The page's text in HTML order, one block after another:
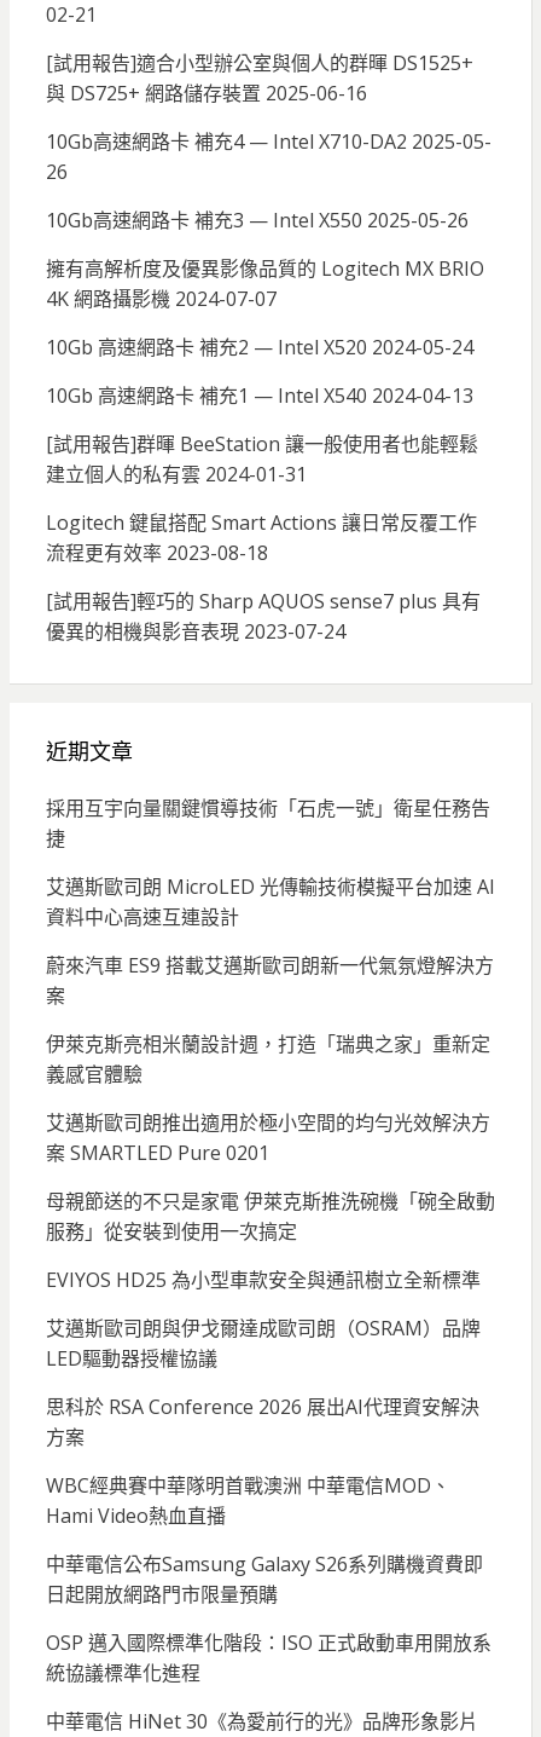
02-21
[試用報告]適合小型辦公室與個人的群暉 DS1525+
與 DS725+ 網路儲存裝置 2025-06-16
10Gb高速網路卡 補充4 — Intel X710-DA2 2025-05-
26
10Gb高速網路卡 補充3 — Intel X550 2025-05-26
擁有高解析度及優異影像品質的 Logitech MX BRIO
4K 網路攝影機 2024-07-07
10Gb 高速網路卡 補充2 — Intel X520 2024-05-24
10Gb 高速網路卡 補充1 — Intel X540 2024-04-13
[試用報告]群暉 BeeStation 讓一般使用者也能輕鬆
建立個人的私有雲 2024-01-31
Logitech 鍵鼠搭配 Smart Actions 讓日常反覆工作
流程更有效率 2023-08-18
[試用報告]輕巧的 Sharp AQUOS sense7 plus 具有
優異的相機與影音表現 2023-07-24
近期文章
採用互宇向量關鍵慣導技術「石虎一號」衛星任務告
捷
艾邁斯歐司朗 MicroLED 光傳輸技術模擬平台加速 AI
資料中心高速互連設計
蔚來汽車 ES9 搭載艾邁斯歐司朗新一代氣氛燈解決方
案
伊萊克斯亮相米蘭設計週，打造「瑞典之家」重新定
義感官體驗
艾邁斯歐司朗推出適用於極小空間的均勻光效解決方
案 SMARTLED Pure 0201
母親節送的不只是家電 伊萊克斯推洗碗機「碗全啟動
服務」從安裝到使用一次搞定
EVIYOS HD25 為小型車款安全與通訊樹立全新標準
艾邁斯歐司朗與伊戈爾達成歐司朗（OSRAM）品牌
LED驅動器授權協議
思科於 RSA Conference 2026 展出AI代理資安解決
方案
WBC經典賽中華隊明首戰澳洲 中華電信MOD、
Hami Video熱血直播
中華電信公布Samsung Galaxy S26系列購機資費即
日起開放網路門市限量預購
OSP 邁入國際標準化階段：ISO 正式啟動車用開放系
統協議標準化進程
中華電信 HiNet 30《為愛前行的光》品牌形象影片